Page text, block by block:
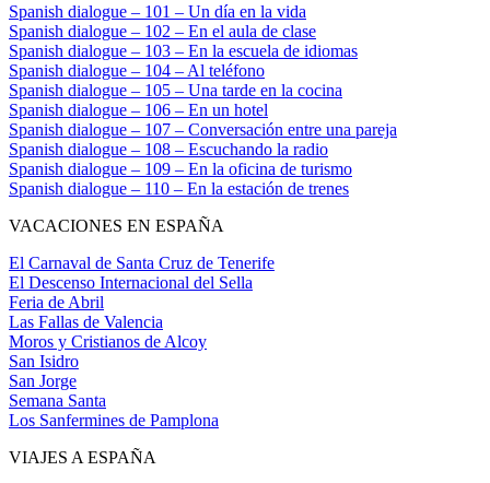
Spanish dialogue – 101 – Un día en la vida
Spanish dialogue – 102 – En el aula de clase
Spanish dialogue – 103 – En la escuela de idiomas
Spanish dialogue – 104 – Al teléfono
Spanish dialogue – 105 – Una tarde en la cocina
Spanish dialogue – 106 – En un hotel
Spanish dialogue – 107 – Conversación entre una pareja
Spanish dialogue – 108 – Escuchando la radio
Spanish dialogue – 109 – En la oficina de turismo
Spanish dialogue – 110 – En la estación de trenes
VACACIONES EN ESPAÑA
El Carnaval de Santa Cruz de Tenerife
El Descenso Internacional del Sella
Feria de Abril
Las Fallas de Valencia
Moros y Cristianos de Alcoy
San Isidro
San Jorge
Semana Santa
Los Sanfermines de Pamplona
VIAJES A ESPAÑA